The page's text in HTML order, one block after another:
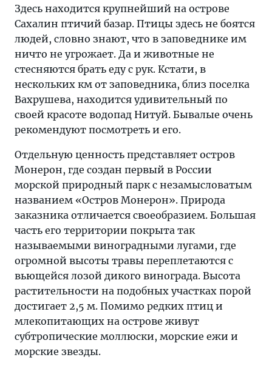
Здесь находится крупнейший на острове
Сахалин птичий базар. Птицы здесь не боятся
людей, словно знают, что в заповеднике им
ничто не угрожает. Да и животные не
стесняются брать еду с рук. Кстати, в
нескольких км от заповедника, близ поселка
Вахрушева, находится удивительный по
своей красоте водопад Нитуй. Бывалые очень
рекомендуют посмотреть и его.
Отдельную ценность представляет остров
Монерон, где создан первый в России
морской природный парк с незамысловатым
названием «Остров Монерон». Природа
заказника отличается своеобразием. Большая
часть его территории покрыта так
называемыми виноградными лугами, где
огромной высоты травы переплетаются с
вьющейся лозой дикого винограда. Высота
растительности на подобных участках порой
достигает 2,5 м. Помимо редких птиц и
млекопитающих на острове живут
субтропические моллюски, морские ежи и
морские звезды.